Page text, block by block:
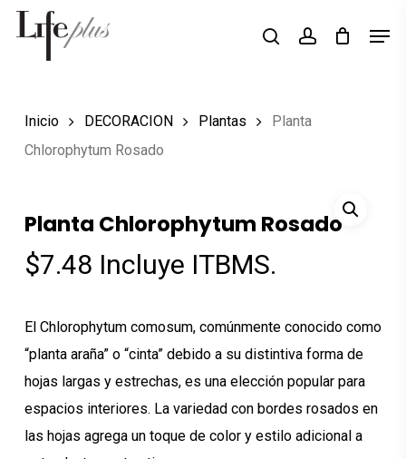
Skip
Búsqueda
productos
searchaccount
Inicio DECORACION Plantas
Planta
Chlorophytum Rosado
Planta Chlorophytum Rosado
$7.48 Incluye ITBMS.
El Chlorophytum comosum, comúnmente conocido como
“planta araña” o “cinta” debido a su distintiva forma de
hojas largas y estrechas, es una elección popular para
espacios interiores. La variedad con bordes rosados en
las hojas agrega un toque de color y estilo adicional a